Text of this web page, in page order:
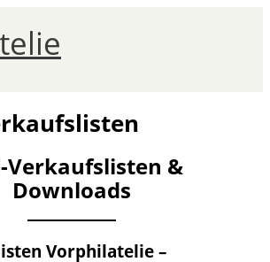
Verkaufslisten &
Downloads
Vorphilatelie –